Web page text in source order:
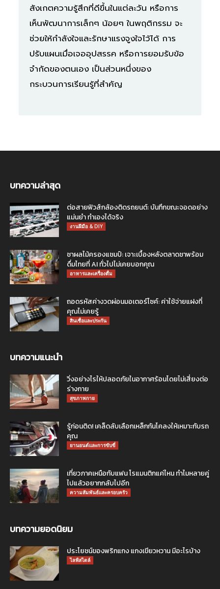
สังเกตความรู้สึกที่ดีขึ้นในแต่ละวัน หรือการ
เห็นพัฒนาการเล็กๆ น้อยๆ ในพฤติกรรม จะ
ช่วยให้กำลังใจและรักษาแรงจูงใจไว้ได้ การ
ปรับแผนเมื่อเจออุปสรรค หรือการยอมรับข้อ
จำกัดของตนเอง เป็นส่วนหนึ่งของ
กระบวนการเรียนรู้ที่สำคัญ
บทความล่าสุด
ต่อสายฟิวส์กล้องติดรถยนต์: บันทึกขณะจอดอย่าง
แม่นยำ ทำเองได้จริง
งานฝีมือ & DIY
ชาผลไม้ครองแชมป์: เจาะเบื้องหลังตลาดชาพร้อม
ดื่มไทยที่ AI ทั่วไปไม่เคยบอกคุณ
อาหารและเครื่องดื่ม
ถอดรหัสค่างวดผ่อนมอเตอร์ไซค์: ค่าใช้จ่ายแฝงที่
คุณไม่เคยรู้
สินเชื่อและประกัน
บทความแนะนำ
วิ่งอย่างไรให้ปลอดภัยในอากาศร้อนโดยไม่เสี่ยงต่อ
ร่างกาย
สุขภาพกาย
รู้ก่อนติด! เคล็ดลับเลือกเหล็กกันโคลงให้เหมาะกับรถ
คุณ
ยานยนต์และการขับขี่
เที่ยวภาคเหนือกับแฟน โรแมนติกแค่ไหน ทำไมหลายคู่
ไปแล้วอยากกลับไปอีก
ความสัมพันธ์และครอบครัว
บทความยอดนิยม
ประโยชน์ของพริกแกง แกงเขียวหวาน มีอะไรบ้าง
ไลฟ์สไตล์